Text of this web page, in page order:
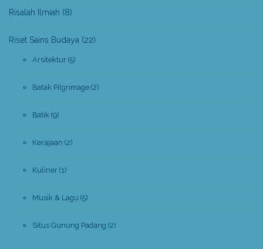
Risalah Ilmiah (8)
Riset Sains Budaya (22)
Arsitektur (5)
Batak Pilgrimage (2)
Batik (9)
Kerajaan (2)
Kuliner (1)
Musik & Lagu (5)
Situs Gunung Padang (2)